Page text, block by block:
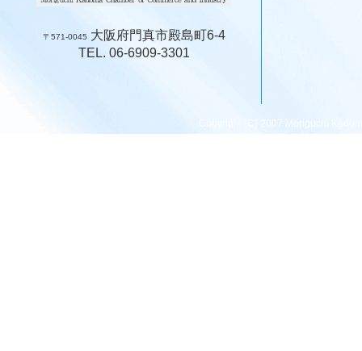
〒571-0045 大阪府門真市殿島町6-4
TEL. 06-6909-3301
Copyright (C) 2007 Moriguchi